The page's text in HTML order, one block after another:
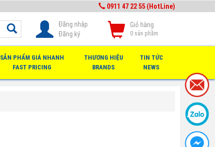
0911 47 22 55 (HotLine)
Đăng nhập
Đăng ký
Giỏ hàng
0 sản phầm
SẢN PHẨM GIÁ NHANH
FAST PRICING
THƯƠNG HIỆU
BRANDS
TIN TỨC
NEWS